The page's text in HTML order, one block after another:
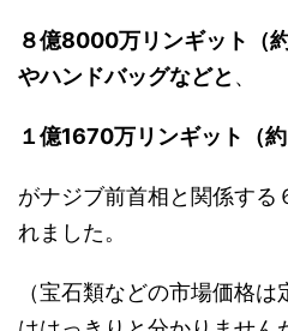
８億8000万リンギット（
やハンドバッグなどと 、
１億1670万リンギット（
がナジブ前首相と関係する
れました。
（宝石類などの市場価格